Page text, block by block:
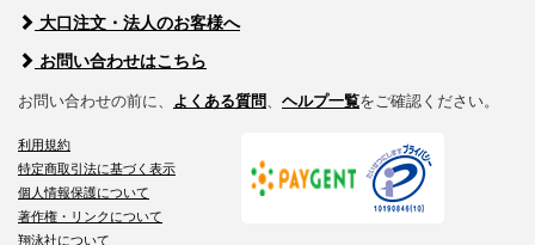
大口注文・法人のお客様へ
お問い合わせはこちら
お問い合わせの前に、 よくある質問 ヘルプ一覧をご確認ください。
利用規約
特定商取引法に基づく表示
個人情報保護について
著作権・リンクについて
翔泳社について